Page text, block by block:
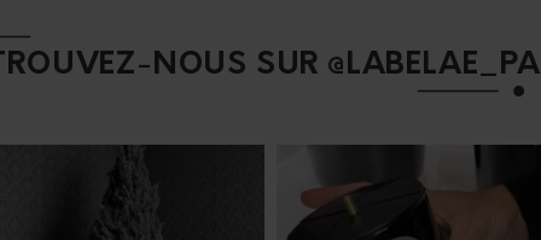
NOUS SUR